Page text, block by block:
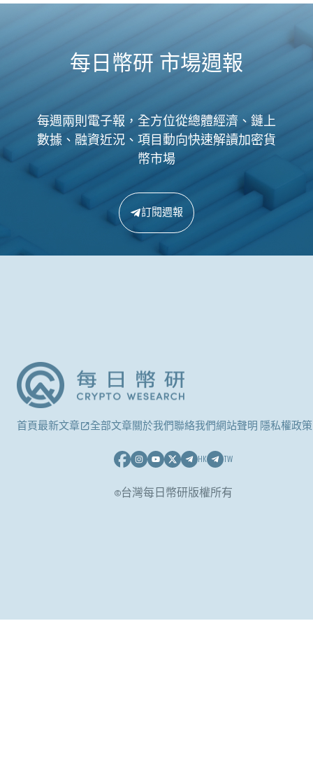
每日幣研 市場週報
每週兩則電子報，全方位從總體經濟、鏈上
數據、融資近況、項目動向快速解讀加密貨
幣市場
訂閱週報
首頁最新文章 全部文章關於我們聯絡我們網站聲明 隱私權政策
HK TW
©台灣每日幣研版權所有